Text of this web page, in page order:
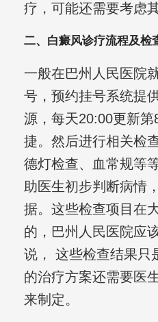
疗，可能还需要考虑
二、白癜风诊疗流程及检
一般在巴州人民医院
号，预约挂号系统提
源，每天20:00更新
捷。然后进行相关检
德灯检查、血常规等
助医生初步判断病情
据。这些检查项目在
的，巴州人民医院应
说， 这些检查结果只
的治疗方案还需要医
来制定。